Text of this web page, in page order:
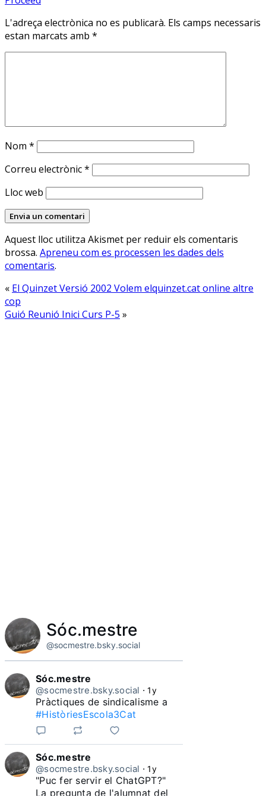
L'adreça electrònica no es publicarà. Els camps necessaris
estan marcats amb *
Nom *
Correu electrònic*
Lloc web
Aquest lloc utilitza Akismet per reduir els comentaris
brossa. Apreneu com es processen les dades dels
comentaris.
« El Quinzet Versió 2002 Volem elquinzet.cat online altre
cop
Guió Reunió Inici Curs P-5 »
Sóc.mestre
@socmestre.bsky.social
Sóc.mestre
@socmestre.bsky.social ⋅1y
#HistòriesEscola3Cat
Sóc.mestre
@socmestre.bsky.social ⋅1y
"Puc fer servir el ChatGPT?"
La pregunta de l'alumnat del